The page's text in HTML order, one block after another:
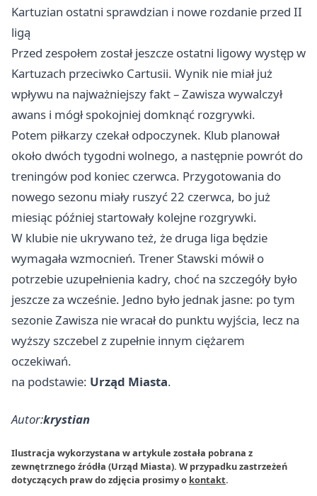
Kartuzian ostatni sprawdzian i nowe rozdanie przed II
ligą
Przed zespołem został jeszcze ostatni ligowy występ w
Kartuzach przeciwko Cartusii. Wynik nie miał już
wpływu na najważniejszy fakt – Zawisza wywalczył
awans i mógł spokojniej domknąć rozgrywki.
Potem piłkarzy czekał odpoczynek. Klub planował
około dwóch tygodni wolnego, a następnie powrót do
treningów pod koniec czerwca. Przygotowania do
nowego sezonu miały ruszyć 22 czerwca, bo już
miesiąc później startowały kolejne rozgrywki.
W klubie nie ukrywano też, że druga liga będzie
wymagała wzmocnień. Trener Stawski mówił o
potrzebie uzupełnienia kadry, choć na szczegóły było
jeszcze za wcześnie. Jedno było jednak jasne: po tym
sezonie Zawisza nie wracał do punktu wyjścia, lecz na
wyższy szczebel z zupełnie innym ciężarem
oczekiwań.
na podstawie: Urząd Miasta.
Autor:krystian
Ilustracja wykorzystana w artykule została pobrana z
zewnętrznego źródła (Urząd Miasta). W przypadku zastrzeżeń
dotyczących praw do zdjęcia prosimy o kontakt.